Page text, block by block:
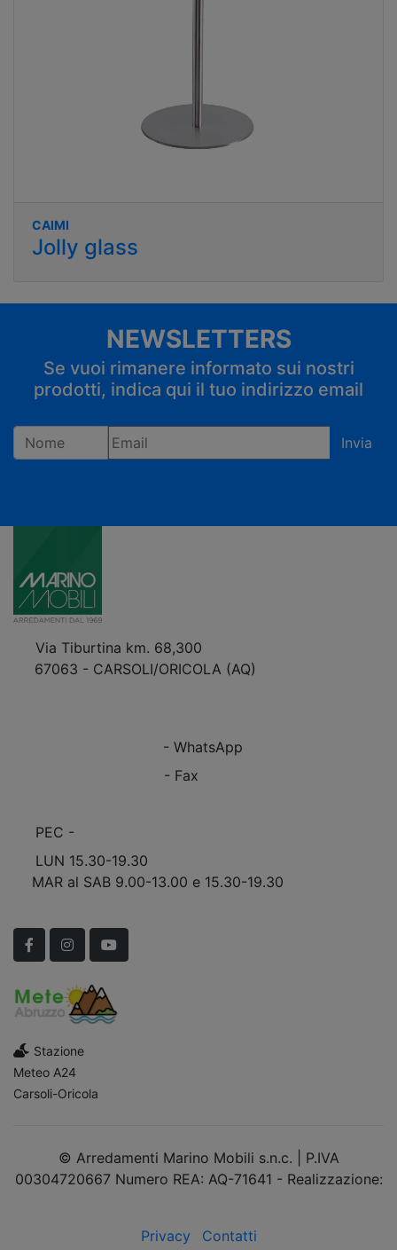
CAIMI
Jolly glass
NEWSLETTERS
Se vuoi rimanere informato sui nostri
prodotti, indica qui il tuo indirizzo email
Invia
Via Tiburtina km. 68,300
67063 - CARSOLI/ORICOLA (AQ)
- WhatsApp
- Fax
PEC -
LUN 15.30-19.30
MAR al SAB 9.00-13.00 e 15.30-19.30
FacebookInstagramYouTube
Stazione
Meteo A24
Carsoli-Oricola
© Arredamenti Marino Mobili s.n.c. | P.IVA
00304720667 Numero REA: AQ-71641 - Realizzazione:
Privacy
Contatti